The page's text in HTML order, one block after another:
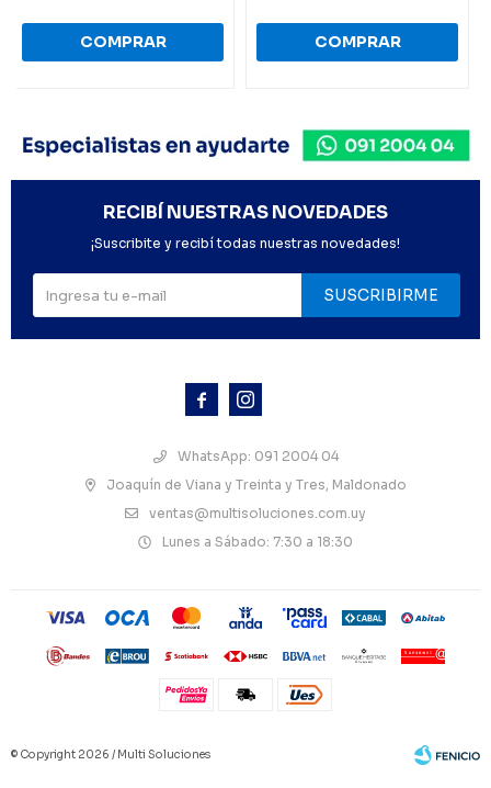
 
WhatsApp: 091 2004 04
Joaquín de Viana y Treinta y Tres, Maldonado
ventas@multisoluciones.com.uy
Lunes a Sábado: 7:30 a 18:30
RECIBÍ NUESTRAS NOVEDADES
¡Suscribite y recibí todas nuestras novedades!
SUSCRIBIRME
© Copyright 2026 / Multi Soluciones